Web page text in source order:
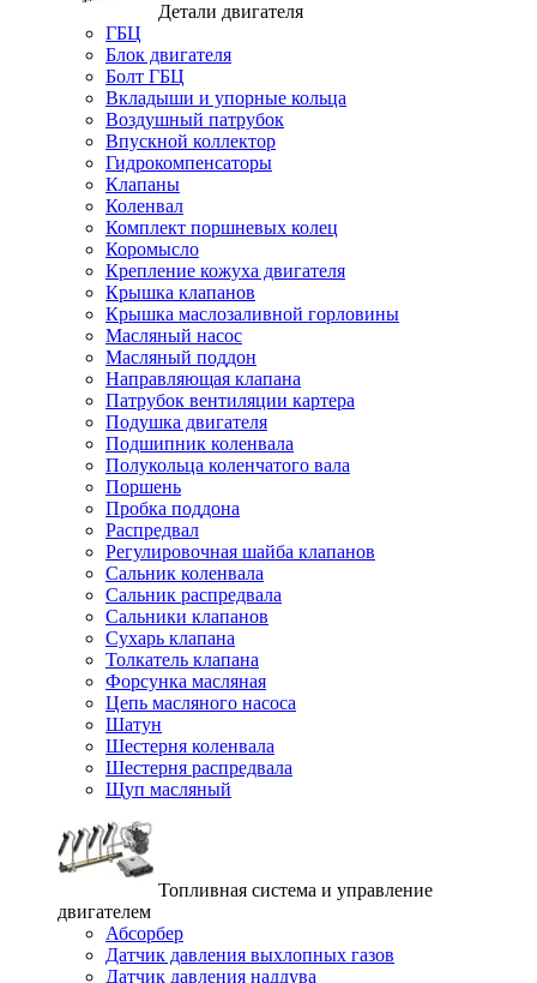
Детали двигателя
ГБЦ
Блок двигателя
Болт ГБЦ
Вкладыши и упорные кольца
Воздушный патрубок
Впускной коллектор
Гидрокомпенсаторы
Клапаны
Коленвал
Комплект поршневых колец
Коромысло
Крепление кожуха двигателя
Крышка клапанов
Крышка маслозаливной горловины
Масляный насос
Масляный поддон
Направляющая клапана
Патрубок вентиляции картера
Подушка двигателя
Подшипник коленвала
Полукольца коленчатого вала
Поршень
Пробка поддона
Распредвал
Регулировочная шайба клапанов
Сальник коленвала
Сальник распредвала
Сальники клапанов
Сухарь клапана
Толкатель клапана
Форсунка масляная
Цепь масляного насоса
Шатун
Шестерня коленвала
Шестерня распредвала
Щуп масляный
Топливная система и управление
двигателем
Абсорбер
Датчик давления выхлопных газов
Датчик давления наддува